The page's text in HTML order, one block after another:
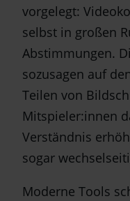
vorgelegt:
selbst in großen
Abstimmungen.
sozusagen auf
Teilen von
Mitspieler:innen
Verständnis
sogar
Moderne Tools